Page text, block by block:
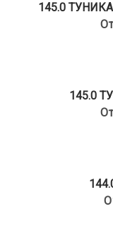
145.0
145.0